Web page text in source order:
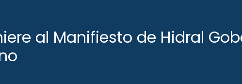
al Manifiesto de Hidral